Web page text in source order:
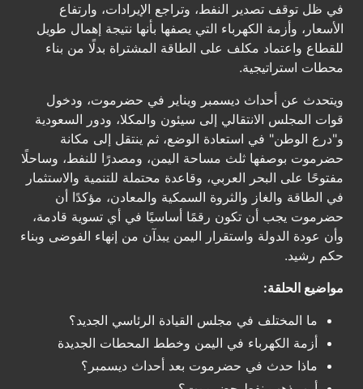
في ظل توقف تصدير النفط، وتراجع الإيرادات، وارتفاع
الأسعار، وأزمة الكهرباء التي يصفها بأنها نتيجة إهمال طويل
للقطاع واعتماد مكلف على الطاقة المشتراة بدلًا من بناء
محطات استراتيجية.
ويتحدث عن أحداث ديسمبر ويناير في حضرموت، ودخول
قوات المجلس الانتقالي إلى سيئون والمكلا، ودور السعودية
و"درع الوطن" في استعادة الوضع، ثم ينتقل إلى مكانة
حضرموت بوصفها ثلث مساحة اليمن، ومصدرًا للنفط، وساحلًا
مفتوحًا على البحر العربي، وقاعدة محتملة للتنمية والاستثمار
في الطاقة والغاز والثروة السمكية والمعادن، مؤكدًا أن
حضرموت يجب أن تكون رقمًا أساسيًا في أي تسوية قادمة،
وأن عودة الدولة واستقرار اليمن يبدآن من إنهاء الفوضى وبناء
حكم رشيد.
مواضيع الحلقة:
ما المختلف في مجلس القيادة الرئاسي الجديد؟
أزمة الكهرباء في اليمن وخطط المحطات الجديدة
ماذا حدث في حضرموت بعد أحداث ديسمبر؟